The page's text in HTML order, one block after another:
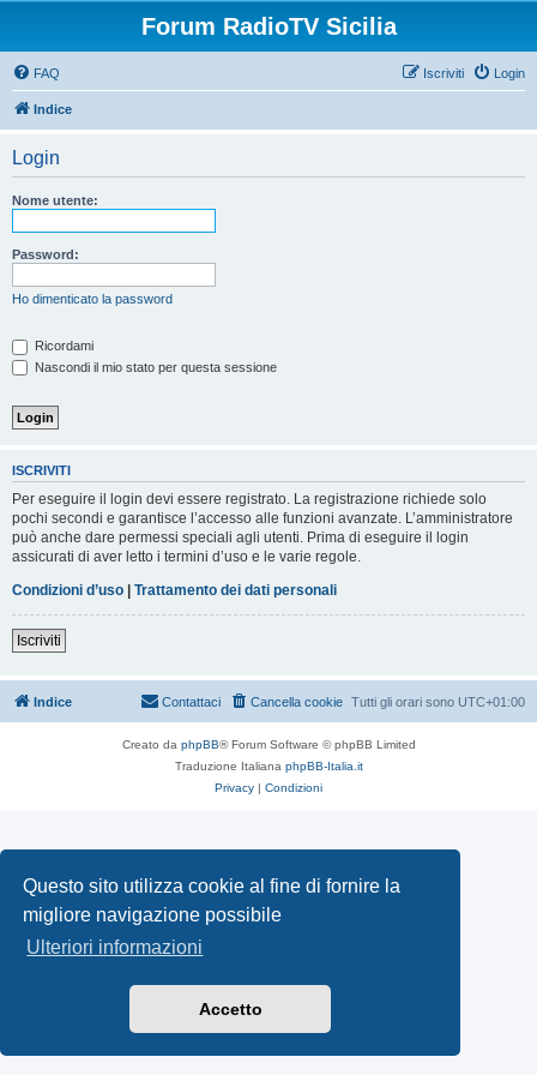
Questo sito utilizza cookie al fine di fornire la
migliore navigazione possibile
Ulteriori informazioni
Accetto
Forum RadioTV Sicilia
FAQ Login
Iscriviti
Indice
Login
Nome utente:
Password:
Ho dimenticato la password
Ricordami
Nascondi il mio stato per questa sessione
ISCRIVITI
Per eseguire il login devi essere registrato. La registrazione richiede solo
pochi secondi e garantisce l’accesso alle funzioni avanzate. L’amministratore
può anche dare permessi speciali agli utenti. Prima di eseguire il login
assicurati di aver letto i termini d’uso e le varie regole.
Condizioni d’uso | Trattamento dei dati personali
Iscriviti
Indice Tutti gli orari sono UTC+01:00
Cancella cookie
Contattaci
Creato da phpBB® Forum Software © phpBB Limited
Traduzione Italiana phpBB-Italia.it
Privacy | Condizioni